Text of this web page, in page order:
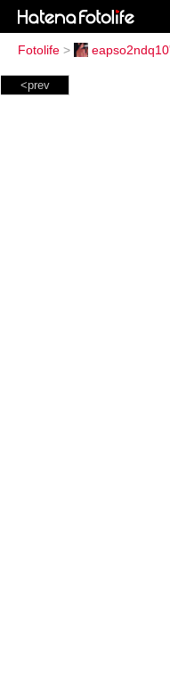
Fotolife >
<prev